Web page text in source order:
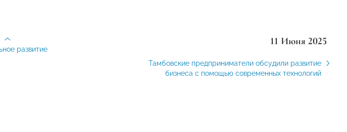
11 Июня 2025
Тамбовские предприниматели обсудили развитие
бизнеса с помощью современных технологий
развитие